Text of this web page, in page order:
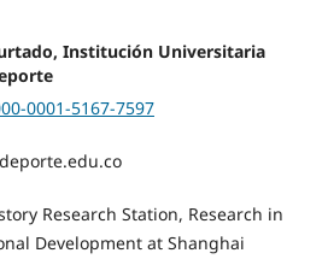
Institución Universitaria
0001-5167-7597
Research Station, Research in
Development at Shanghai